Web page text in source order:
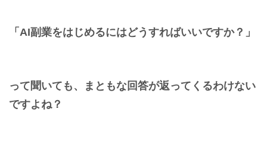
「AI副業をはじめるにはどうすればいいですか？」
って聞いても、まともな回答が返ってくるわけない
ですよね？